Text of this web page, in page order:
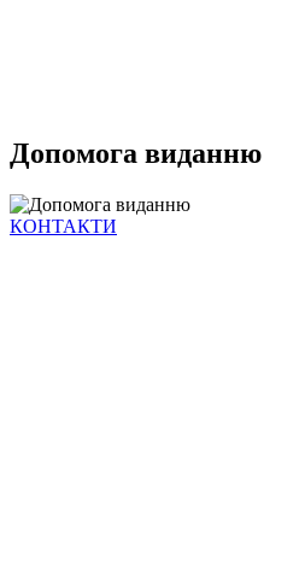
Допомога виданню
КОНТАКТИ